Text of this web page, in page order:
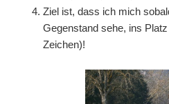
Ziel ist, dass ich mich
Gegenstand sehe, ins
Zeichen)!